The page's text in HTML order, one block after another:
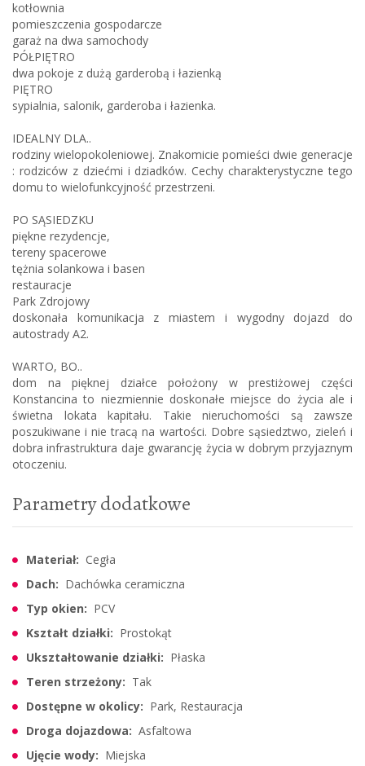
kotłownia
pomieszczenia gospodarcze
garaż na dwa samochody
PÓŁPIĘTRO
dwa pokoje z dużą garderobą i łazienką
PIĘTRO
sypialnia, salonik, garderoba i łazienka.
IDEALNY DLA..
rodziny wielopokoleniowej. Znakomicie pomieści dwie generacje
: rodziców z dziećmi i dziadków. Cechy charakterystyczne tego
domu to wielofunkcyjność przestrzeni.
PO SĄSIEDZKU
piękne rezydencje,
tereny spacerowe
tężnia solankowa i basen
restauracje
Park Zdrojowy
doskonała komunikacja z miastem i wygodny dojazd do
autostrady A2.
WARTO, BO..
dom na pięknej działce położony w prestiżowej części
Konstancina to niezmiennie doskonałe miejsce do życia ale i
świetna lokata kapitału. Takie nieruchomości są zawsze
poszukiwane i nie tracą na wartości. Dobre sąsiedztwo, zieleń i
dobra infrastruktura daje gwarancję życia w dobrym przyjaznym
otoczeniu.
Parametry dodatkowe
Materiał: Cegła
Dach: Dachówka ceramiczna
Typ okien: PCV
Kształt działki: Prostokąt
Ukształtowanie działki: Płaska
Teren strzeżony: Tak
Dostępne w okolicy: Park, Restauracja
Droga dojazdowa: Asfaltowa
Ujęcie wody: Miejska